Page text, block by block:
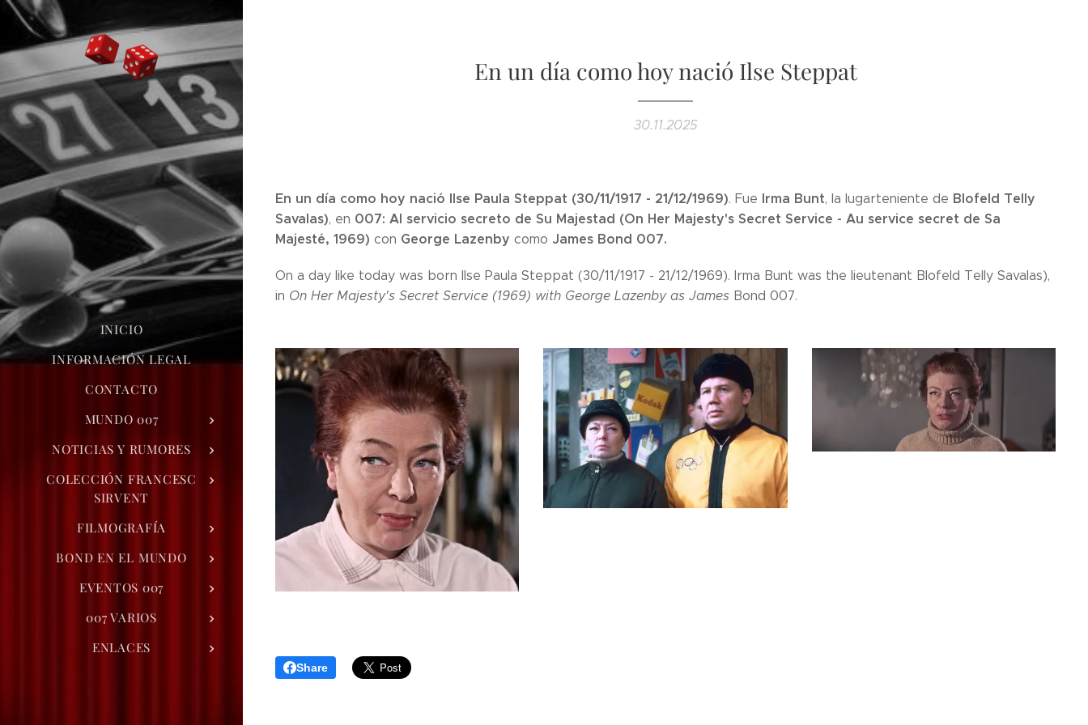
INICIO
INFORMACIÓN LEGAL
CONTACTO
MUNDO 007
NOTICIAS Y RUMORES
COLECCIÓN FRANCESC
SIRVENT
FILMOGRAFÍA
BOND EN EL MUNDO
EVENTOS 007
007 VARIOS
ENLACES
En un día como hoy nació Ilse Steppat
30.11.2025
En un día como hoy nació Ilse Paula Steppat (30/11/1917 - 21/12/1969). Fue Irma Bunt, la lugarteniente de Blofeld Telly
Savalas), en 007: Al servicio secreto de Su Majestad (On Her Majesty's Secret Service - Au service secret de Sa
Majesté, 1969) con George Lazenby como James Bond 007.
On a day like today was born Ilse Paula Steppat (30/11/1917 - 21/12/1969). Irma Bunt was the lieutenant Blofeld Telly Savalas),
in On Her Majesty's Secret Service (1969) with George Lazenby as James Bond 007.
Share